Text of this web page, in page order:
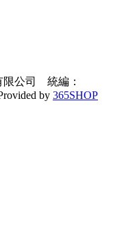
限公司 統編：
by 365SHOP